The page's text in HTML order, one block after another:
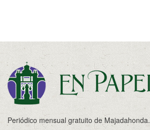
Periódico mensual gratuito de Majadahonda.